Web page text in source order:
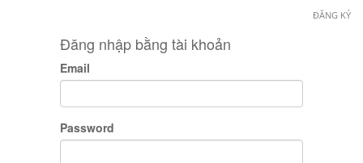
ĐĂNG KÝ
Đăng nhập bằng tài khoản
Email
Password